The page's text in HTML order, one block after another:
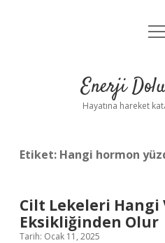
Yasal
Enerji
Hayatına hareket
Etiket: Hangi hormon
Cilt Lekeleri Hangi
Eksikliğinden Olur
Tarih: Ocak 11, 2025